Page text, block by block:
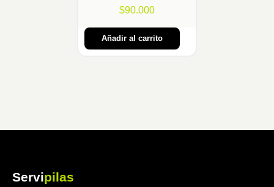
$90.000
Añadir al carrito
Servipilas